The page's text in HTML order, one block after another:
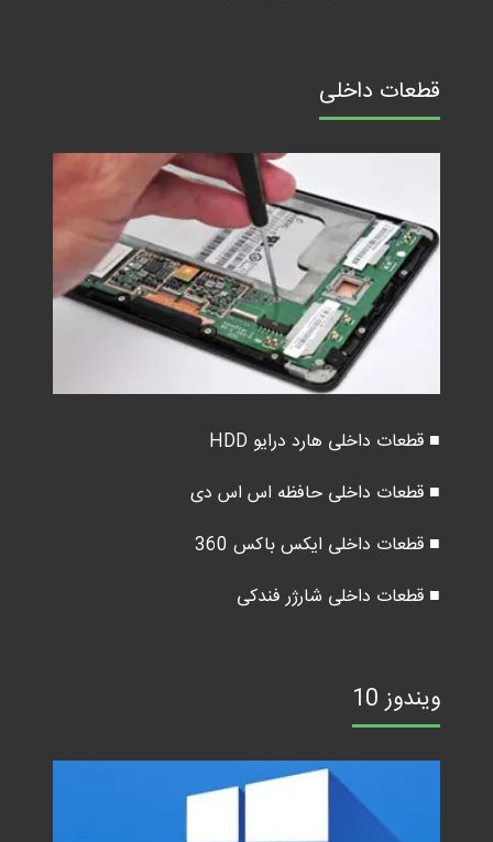
قطعات داخلی
■ قطعات داخلی هارد درایو HDD
■ قطعات داخلی حافظه اس اس دی
■ قطعات داخلی ایکس باکس 360
■ قطعات داخلی شارژر فندکی
ویندوز 10